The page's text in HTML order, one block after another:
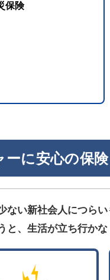
保険
ーに安心の保険
い新社会人につらい
、生活が立ち行かな